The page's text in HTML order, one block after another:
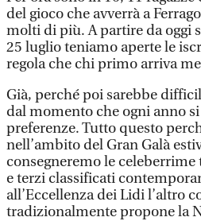
del gioco che avverrà a
molti di più. A partire da oggi
25 luglio teniamo aperte le
regola che chi primo arriva
Già, perché poi sarebbe
dal momento che ogni anno
preferenze. Tutto questo
nell’ambito del Gran Galà
consegneremo le
e terzi classificati
all’Eccellenza dei Lidi l’altro
tradizionalmente propone la